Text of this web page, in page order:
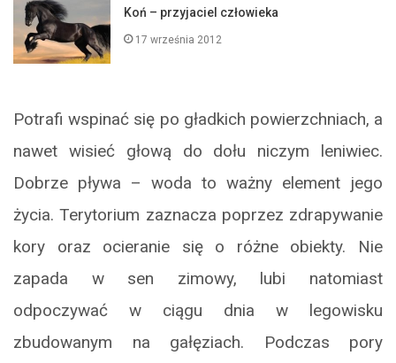
Koń – przyjaciel człowieka
17 września 2012
Potrafi wspinać się po gładkich powierzchniach, a
nawet wisieć głową do dołu niczym leniwiec.
Dobrze pływa – woda to ważny element jego
życia. Terytorium zaznacza poprzez zdrapywanie
kory oraz ocieranie się o różne obiekty. Nie
zapada w sen zimowy, lubi natomiast
odpoczywać w ciągu dnia w legowisku
zbudowanym na gałęziach. Podczas pory